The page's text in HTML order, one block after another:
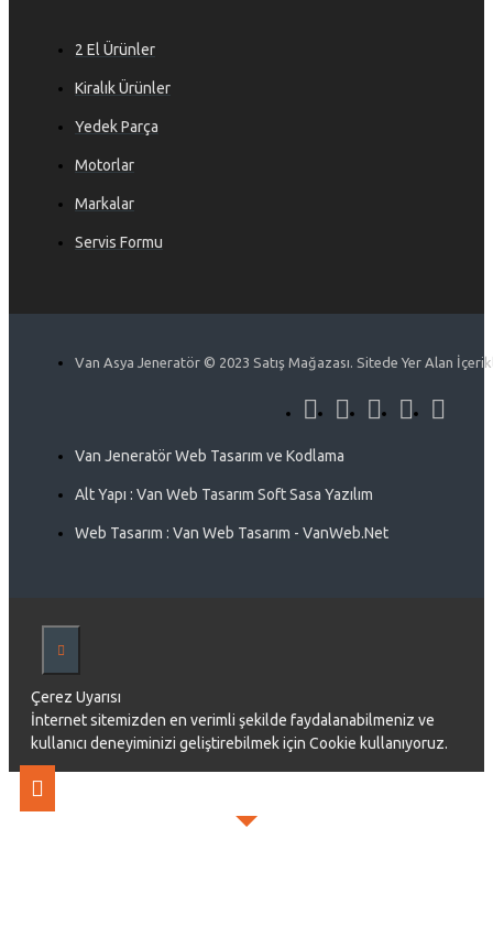
2 El Ürünler
Kiralık Ürünler
Yedek Parça
Motorlar
Markalar
Servis Formu
Van Asya Jeneratör © 2023 Satış Mağazası. Sitede Yer Alan
Van Jeneratör Web Tasarım ve Kodlama
Alt Yapı : Van Web Tasarım Soft Sasa Yazılım
Web Tasarım : Van Web Tasarım - VanWeb.Net
Çerez Uyarısı
İnternet sitemizden en verimli şekilde faydalanabilmeniz ve
kullanıcı deneyiminizi geliştirebilmek için Cookie kullanıyoruz.